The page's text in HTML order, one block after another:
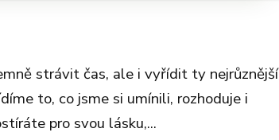
strávit čas, ale i vyřídit ty nejrůznější
to, co jsme si umínili, rozhoduje i
pro svou lásku,...